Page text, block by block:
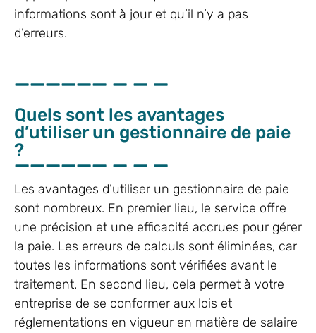
informations sont à jour et qu’il n’y a pas
d’erreurs.
Quels sont les avantages
d’utiliser un gestionnaire de paie
?
Les avantages d’utiliser un gestionnaire de paie
sont nombreux. En premier lieu, le service offre
une précision et une efficacité accrues pour gérer
la paie. Les erreurs de calculs sont éliminées, car
toutes les informations sont vérifiées avant le
traitement. En second lieu, cela permet à votre
entreprise de se conformer aux lois et
réglementations en vigueur en matière de salaire